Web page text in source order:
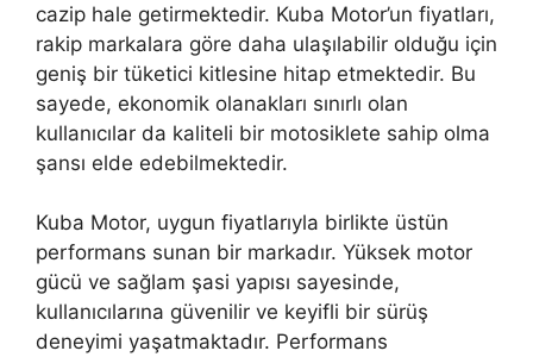
cazip hale getirmektedir. Kuba Motor’un fiyatları,
rakip markalara göre daha ulaşılabilir olduğu için
geniş bir tüketici kitlesine hitap etmektedir. Bu
sayede, ekonomik olanakları sınırlı olan
kullanıcılar da kaliteli bir motosiklete sahip olma
şansı elde edebilmektedir.
Kuba Motor, uygun fiyatlarıyla birlikte üstün
performans sunan bir markadır. Yüksek motor
gücü ve sağlam şasi yapısı sayesinde,
kullanıcılarına güvenilir ve keyifli bir sürüş
deneyimi yaşatmaktadır. Performans